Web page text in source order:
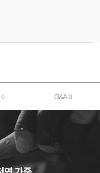
0 Q&A0